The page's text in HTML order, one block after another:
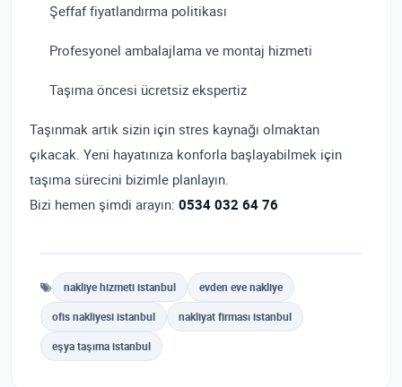
Şeffaf fiyatlandırma politikası
Profesyonel ambalajlama ve montaj hizmeti
Taşıma öncesi ücretsiz ekspertiz
Taşınmak artık sizin için stres kaynağı olmaktan
çıkacak. Yeni hayatınıza konforla başlayabilmek için
taşıma sürecini bizimle planlayın.
Bizi hemen şimdi arayın: 0534 032 64 76
nakliye hizmeti istanbul evden eve nakliye
ofis nakliyesi istanbul nakliyat firması istanbul
eşya taşıma istanbul